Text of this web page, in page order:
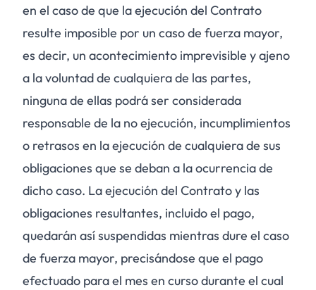
en el caso de que la ejecución del Contrato
resulte imposible por un caso de fuerza mayor,
es decir, un acontecimiento imprevisible y ajeno
a la voluntad de cualquiera de las partes,
ninguna de ellas podrá ser considerada
responsable de la no ejecución, incumplimientos
o retrasos en la ejecución de cualquiera de sus
obligaciones que se deban a la ocurrencia de
dicho caso. La ejecución del Contrato y las
obligaciones resultantes, incluido el pago,
quedarán así suspendidas mientras dure el caso
de fuerza mayor, precisándose que el pago
efectuado para el mes en curso durante el cual